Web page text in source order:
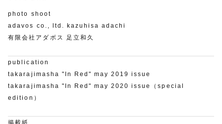
photo shoot
adavos co., ltd. kazuhisa adachi
有限会社アダボス 足立和久
publication
takarajimasha "In Red" may 2019 issue
takarajimasha "In Red" may 2020 issue（special
edition）
掲載紙